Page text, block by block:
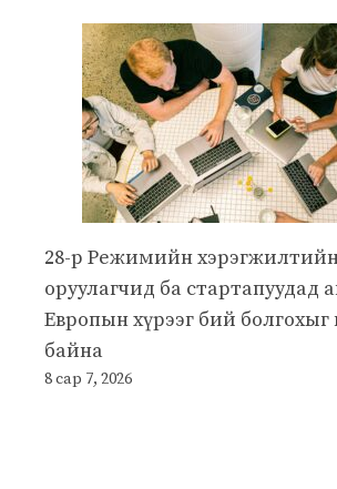
28-р Режимийн хэрэгжилтийн
оруулагчид ба стартапуудад
Европын хүрээг бий
байна
8 сар 7, 2026